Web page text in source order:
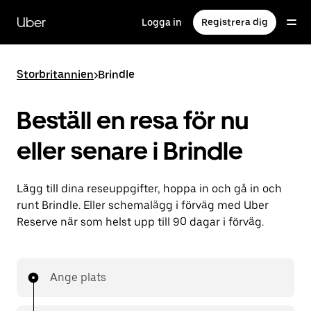
huvudinnehållet
Uber Logga in Registrera dig
Storbritannien>Brindle
Beställ en resa för nu
eller senare i Brindle
Lägg till dina reseuppgifter, hoppa in och gå in och
runt Brindle. Eller schemalägg i förväg med Uber
Reserve när som helst upp till 90 dagar i förväg.
Ange plats